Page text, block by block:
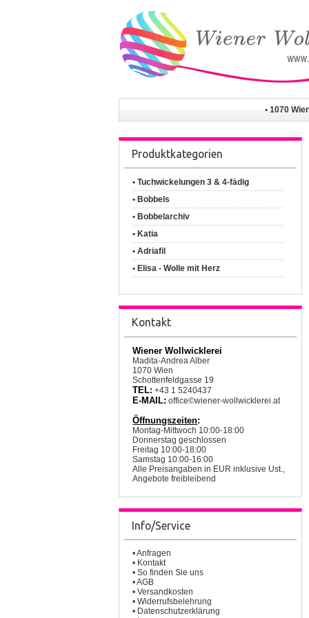
• 1070
Produktkategorien
• Tuchwickelungen 3 & 4-fädig
• Bobbels
• Bobbelarchiv
• Katia
• Adriafil
• Elisa - Wolle mit Herz
Kontakt
Wiener Wollwicklerei
Madita-Andrea Alber
1070 Wien
Schottenfeldgasse 19
TEL: +43 1 5240437
E-MAIL: office©wiener-wollwicklerei.at
Öffnungszeiten:
Montag-Mittwoch 10:00-18:00
Donnerstag geschlossen
Freitag 10:00-18:00
Samstag 10:00-16:00
Alle Preisangaben in EUR inklusive Ust.,
Angebote freibleibend
Info/Service
•Anfragen
• Kontakt
•So finden Sie uns
•AGB
•Versandkosten
•Widerrufsbelehrung
• Datenschutzerklärung